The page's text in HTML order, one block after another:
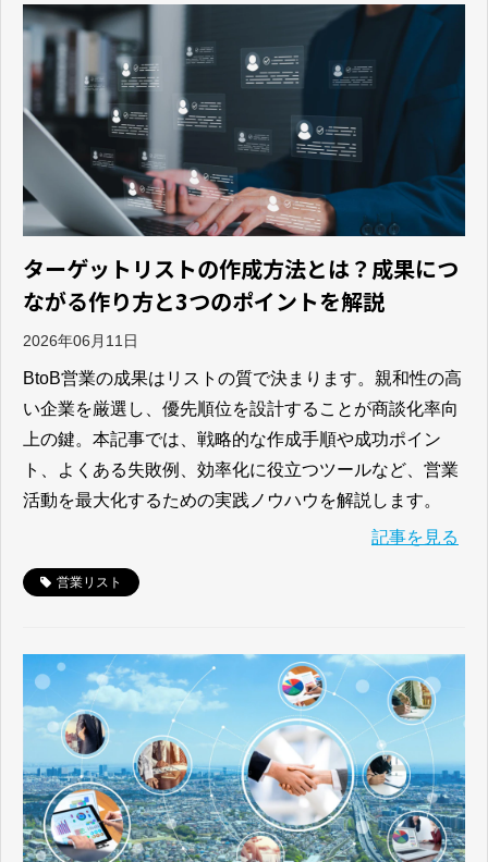
ターゲットリストの作成方法とは？成果につ
ながる作り方と3つのポイントを解説
2026年06月11日
BtoB営業の成果はリストの質で決まります。親和性の高
い企業を厳選し、優先順位を設計することが商談化率向
上の鍵。本記事では、戦略的な作成手順や成功ポイン
ト、よくある失敗例、効率化に役立つツールなど、営業
活動を最大化するための実践ノウハウを解説します。
記事を見る
営業リスト